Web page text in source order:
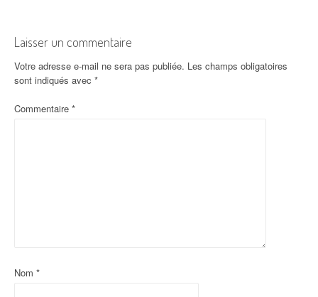
Laisser un commentaire
Votre adresse e-mail ne sera pas publiée. Les champs obligatoires
sont indiqués avec *
Commentaire *
Nom *